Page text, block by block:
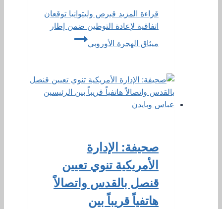
قراءة المزيد قبرص وليتوانيا توقعان
اتفاقية لإعادة التوطين ضمن إطار
ميثاق الهجرة الأوروبي
صحيفة: الإدارة
الأمريكية تنوي تعيين
قنصل بالقدس واتصالاً
هاتفياً قريباً بين